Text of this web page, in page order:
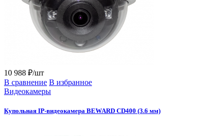
10 988 ₽/шт
В сравнение В избранное
Видеокамеры
Купольная IP-видеокамера BEWARD CD400 (3.6 мм)